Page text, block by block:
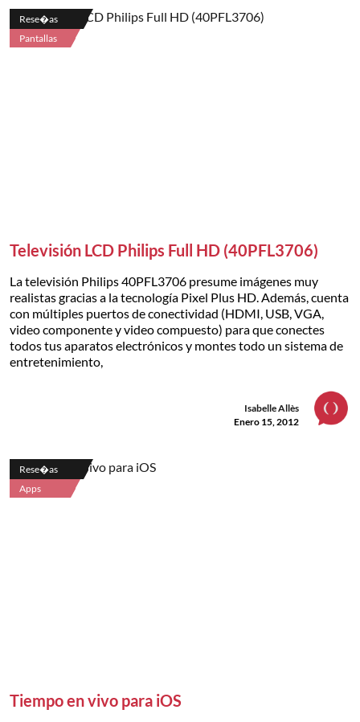
Rese�as
Pantallas
Televisión LCD Philips Full HD (40PFL3706)
La televisión Philips 40PFL3706 presume imágenes muy
realistas gracias a la tecnología Pixel Plus HD. Además, cuenta
con múltiples puertos de conectividad (HDMI, USB, VGA,
video componente y video compuesto) para que conectes
todos tus aparatos electrónicos y montes todo un sistema de
entretenimiento,
Isabelle Allès
Enero 15, 2012
Rese�as
Apps
Tiempo en vivo para iOS